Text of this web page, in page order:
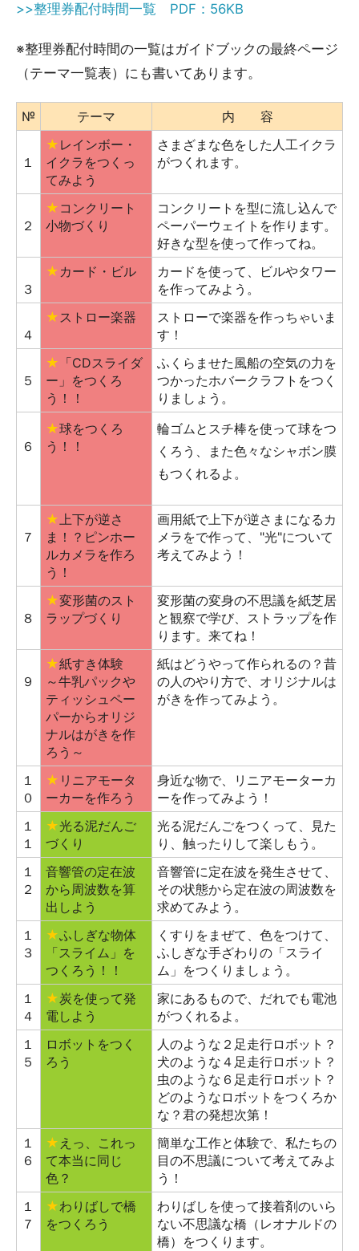
>>整理券配付時間一覧 PDF：56KB
※整理券配付時間の一覧はガイドブックの最終ページ
（テーマ一覧表）にも書いてあります。
№ テーマ 内 容
１
★ レインボー・
イクラをつくっ
てみよう
さまざまな色をした人工イクラ
がつくれます。
２
★ コンクリート
小物づくり
コンクリートを型に流し込んで
ペーパーウェイトを作ります。
好きな型を使って作ってね。
３
★ カード・ビル
カードを使って、ビルやタワー
を作ってみよう。
４
★ ストロー楽器
ストローで楽器を作っちゃいま
す！
５
★ 「CDスライダ
ー」をつくろ
う！！
ふくらませた風船の空気の力を
つかったホバークラフトをつく
りましょう。
６
★球をつくろ
う！！
輪ゴムとスチ棒を使って球をつ
くろう、また色々なシャボン膜
もつくれるよ。
７
★ 上下が逆さ
ま！？ピンホー
ルカメラを作ろ
う！
画用紙で上下が逆さまになるカ
メラをで作って、"光"について
考えてみよう！
８
★変形菌のスト
ラップづくり
変形菌の変身の不思議を紙芝居
と観察で学び、ストラップを作
ります。来てね！
９
★紙すき体験
～牛乳パックや
ティッシュペー
パーからオリジ
ナルはがきを作
ろう～
紙はどうやって作られるの？昔
の人のやり方で、オリジナルは
がきを作ってみよう。
１
０
★ リニアモータ
ーカーを作ろう
身近な物で、リニアモーターカ
ーを作ってみよう！
１
１
★光る泥だんご
づくり
光る泥だんごをつくって、見た
り、触ったりして楽しもう。
１
２
音響管の定在波
から周波数を算
出しよう
音響管に定在波を発生させて、
その状態から定在波の周波数を
求めてみよう。
１
３
★ふしぎな物体
「スライム」を
つくろう！！
くすりをまぜて、色をつけて、
ふしぎな手ざわりの「スライ
ム」をつくりましょう。
１
４
★炭を使って発
電しよう
家にあるもので、だれでも電池
がつくれるよ。
１
５
ロボットをつく
ろう
人のような２足走行ロボット？
犬のような４足走行ロボット？
虫のような６足走行ロボット？
どのようなロボットをつくろか
な？君の発想次第！
１
６
★ えっ、これっ
て本当に同じ
色？
簡単な工作と体験で、私たちの
目の不思議について考えてみよ
う！
１
７
★わりばしで橋
をつくろう
わりばしを使って接着剤のいら
ない不思議な橋（レオナルドの
橋）をつくります。